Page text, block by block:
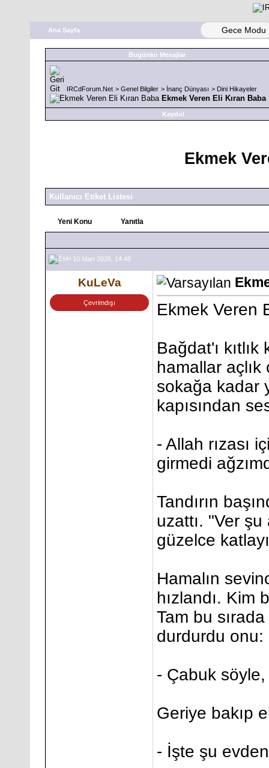
Ana Sayfa Gece Modu
Bugünkü Mesajlar
IRCdForum.Net > Genel Bilgiler > İnanç Dünyası > Dini Hikayeler
Ekmek Veren Eli Kıran Baba
Kaydol
Ekmek
Kullanıcı Etiket Listesi
Yeni Konu Yanıtla
10 Mart 2026, 14:48
KuLeVa
Çevrimdışı Ekmek Veren
Bağdat'ı
hamallar
sokağa kadar
kapısından
- Allah rızası
girmedi
Tandırın
uzattı. "Ver
güzelce
Hamalın
hızlandı. Kim
Tam bu
durdurdu onu:
- Çabuk
Geriye bakıp
- İşte şu